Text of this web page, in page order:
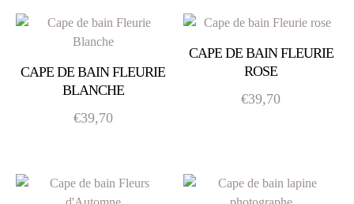
CAPE DE BAIN FLEURIE
BLANCHE
€39,70
CAPE DE BAIN FLEURIE
ROSE
€39,70